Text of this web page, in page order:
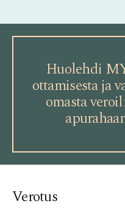
Huolehdi
ottamisesta ja
omasta
Verotus